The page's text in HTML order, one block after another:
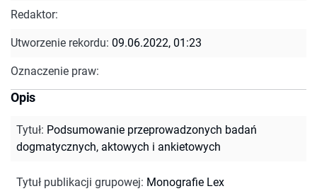
Redaktor:
Utworzenie rekordu: 09.06.2022, 01:23
Oznaczenie praw:
Opis
Tytuł: Podsumowanie przeprowadzonych badań
dogmatycznych, aktowych i ankietowych
Tytuł publikacji grupowej: Monografie Lex